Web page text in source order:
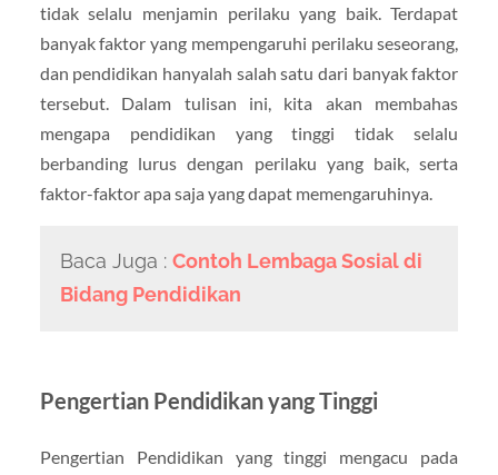
tidak selalu menjamin perilaku yang baik. Terdapat
banyak faktor yang mempengaruhi perilaku seseorang,
dan pendidikan hanyalah salah satu dari banyak faktor
tersebut. Dalam tulisan ini, kita akan membahas
mengapa pendidikan yang tinggi tidak selalu
berbanding lurus dengan perilaku yang baik, serta
faktor-faktor apa saja yang dapat memengaruhinya.
Baca Juga : Contoh Lembaga Sosial di
Bidang Pendidikan
Pengertian Pendidikan yang Tinggi
Pengertian Pendidikan yang tinggi mengacu pada